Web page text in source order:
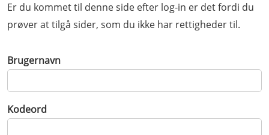
Er du kommet til denne side efter log-in er det fordi du
prøver at tilgå sider, som du ikke har rettigheder til.
Brugernavn
Kodeord